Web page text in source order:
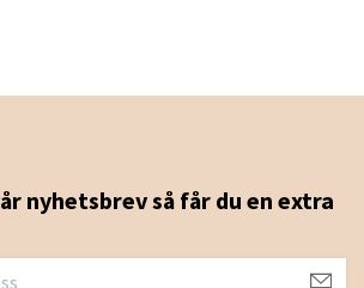
nyhetsbrev så får du en extra